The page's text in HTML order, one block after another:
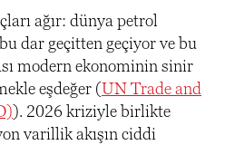
ağır: dünya petrol
bu dar geçitten geçiyor ve bu
modern ekonominin sinir
eşdeğer (UN Trade and
). 2026 kriziyle birlikte
varillik akışın ciddi